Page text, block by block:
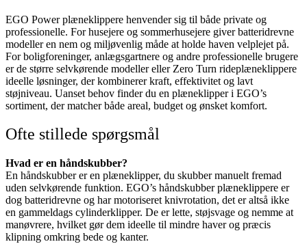
EGO Power plæneklippere henvender sig til både private og
professionelle. For husejere og sommerhusejere giver batteridrevne
modeller en nem og miljøvenlig måde at holde haven velplejet på.
For boligforeninger, anlægsgartnere og andre professionelle brugere
er de større selvkørende modeller eller Zero Turn rideplæneklippere
ideelle løsninger, der kombinerer kraft, effektivitet og lavt
støjniveau. Uanset behov finder du en plæneklipper i EGO’s
sortiment, der matcher både areal, budget og ønsket komfort.
Ofte stillede spørgsmål
Hvad er en håndskubber?
En håndskubber er en plæneklipper, du skubber manuelt fremad
uden selvkørende funktion. EGO’s håndskubber plæneklippere er
dog batteridrevne og har motoriseret knivrotation, det er altså ikke
en gammeldags cylinderklipper. De er lette, støjsvage og nemme at
manøvrere, hvilket gør dem ideelle til mindre haver og præcis
klipning omkring bede og kanter.